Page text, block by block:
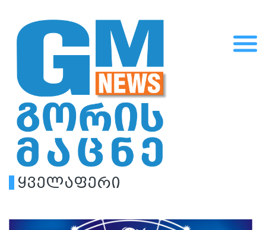
ყველაფერი